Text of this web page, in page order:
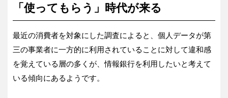
「使ってもらう」時代が来る
最近の消費者を対象にした調査によると、個人データが第
三の事業者に一方的に利用されていることに対して違和感
を覚えている層の多くが、情報銀行を利用したいと考えて
いる傾向にあるようです。